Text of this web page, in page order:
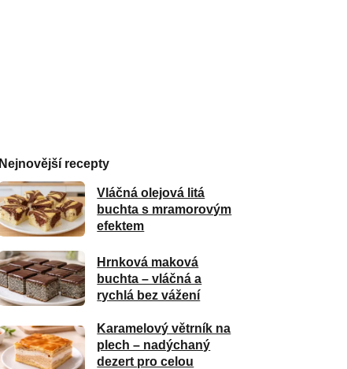
Nejnovější recepty
Vláčná olejová litá
buchta s mramorovým
efektem
Hrnková maková
buchta – vláčná a
rychlá bez vážení
Karamelový větrník na
plech – nadýchaný
dezert pro celou